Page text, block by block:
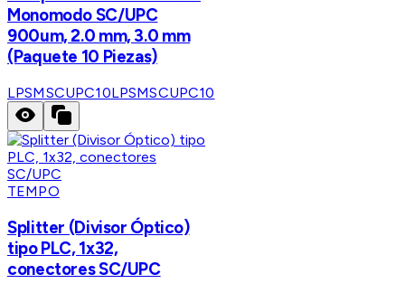
Monomodo SC/UPC
900um, 2.0 mm, 3.0 mm
(Paquete 10 Piezas)
LPSMSCUPC10LPSMSCUPC10
TEMPO
Splitter (Divisor Óptico)
tipo PLC, 1x32,
conectores SC/UPC